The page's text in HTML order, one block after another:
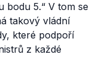
bodu 5.“ V tom se
takový vládní
které podpoří
z každé